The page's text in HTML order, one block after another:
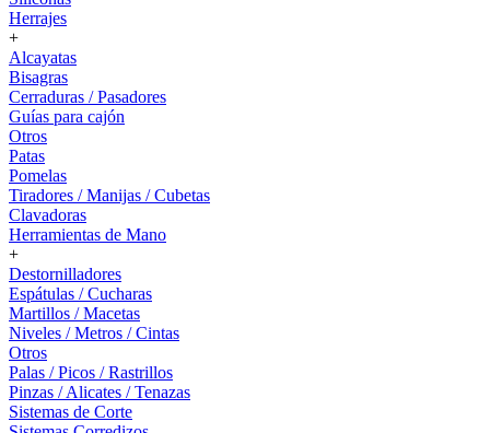
Herrajes
+
Alcayatas
Bisagras
Cerraduras / Pasadores
Guías para cajón
Otros
Patas
Pomelas
Tiradores / Manijas / Cubetas
Clavadoras
Herramientas de Mano
+
Destornilladores
Espátulas / Cucharas
Martillos / Macetas
Niveles / Metros / Cintas
Otros
Palas / Picos / Rastrillos
Pinzas / Alicates / Tenazas
Sistemas de Corte